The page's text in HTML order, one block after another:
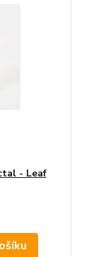
- Leaf